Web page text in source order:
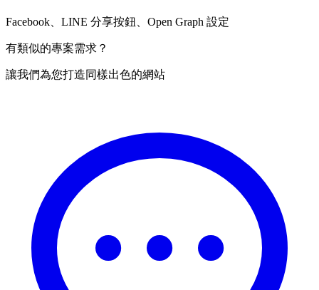
Facebook、LINE 分享按鈕、Open Graph 設定
有類似的專案需求？
讓我們為您打造同樣出色的網站